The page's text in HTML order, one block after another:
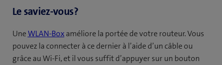
Le saviez-vous?
UneWLAN-Boxaméliore la portée de votre routeur. Vous
pouvez la connecter à ce dernier à l’aide d’un câble ou
grâce au Wi-Fi, et il vous suffit d’appuyer sur un bouton